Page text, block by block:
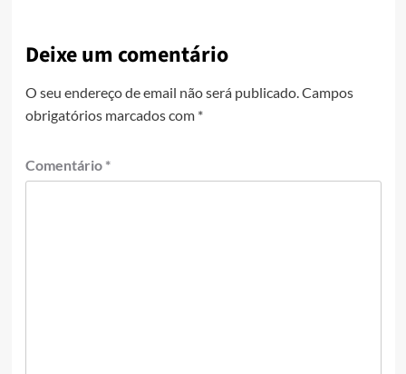
Deixe um comentário
O seu endereço de email não será publicado.Campos
obrigatórios marcados com *
Comentário *